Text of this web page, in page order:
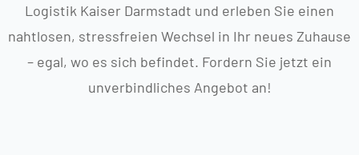
Logistik Kaiser Darmstadt und erleben Sie einen
nahtlosen, stressfreien Wechsel in Ihr neues Zuhause
– egal, wo es sich befindet. Fordern Sie jetzt ein
unverbindliches Angebot an!